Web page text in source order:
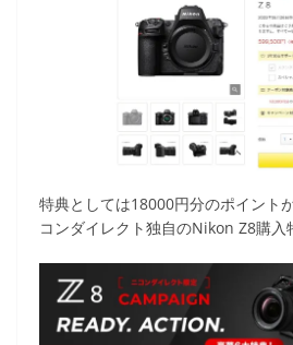
特典としては18000円分のポイント
コンダイレクト独自のNikon Z8購入